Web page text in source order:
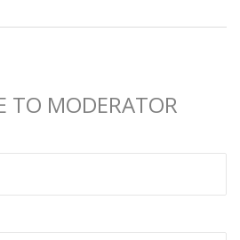
TO MODERATOR